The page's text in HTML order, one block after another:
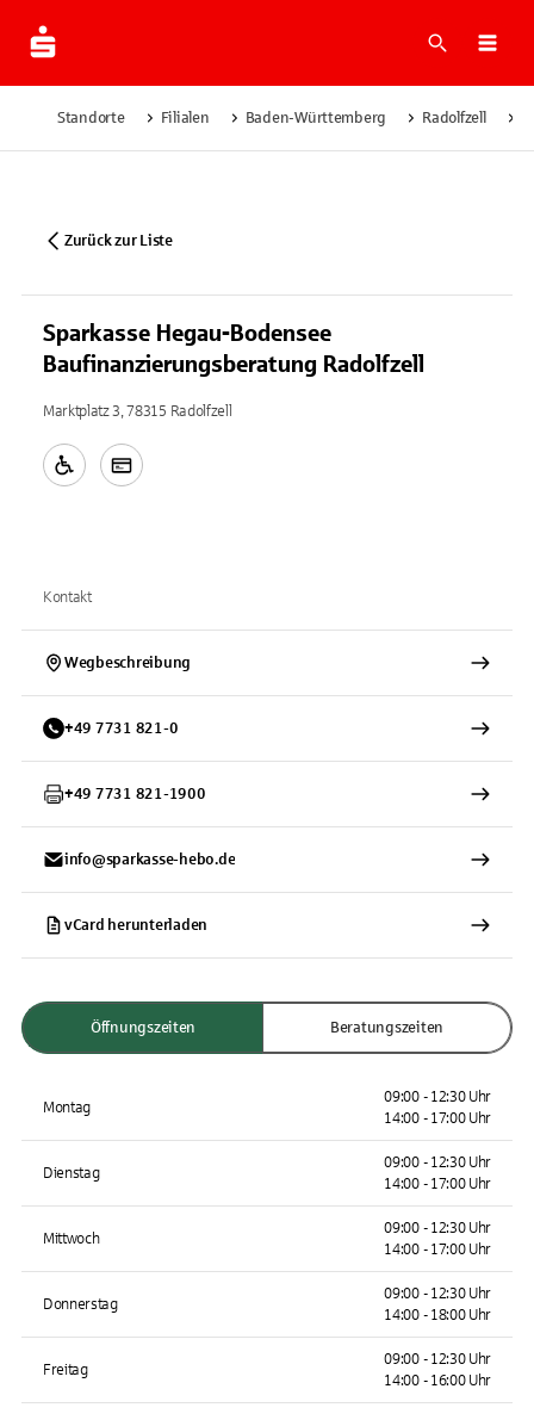
Suche
Standorte Filialen Baden-Württemberg Radolfzell
Zurück zur Liste
Sparkasse Hegau-Bodensee
Baufinanzierungsberatung Radolfzell
Marktplatz 3, 78315 Radolfzell
Kontakt
Wegbeschreibung
+49 7731 821-0
+49 7731 821-1900
info@sparkasse-hebo.de
vCard herunterladen
Öffnungszeiten Beratungszeiten
Montag
09:00 - 12:30 Uhr
14:00 - 17:00 Uhr
Dienstag
09:00 - 12:30 Uhr
14:00 - 17:00 Uhr
Mittwoch
09:00 - 12:30 Uhr
14:00 - 17:00 Uhr
Donnerstag
09:00 - 12:30 Uhr
14:00 - 18:00 Uhr
Freitag
09:00 - 12:30 Uhr
14:00 - 16:00 Uhr